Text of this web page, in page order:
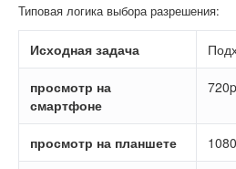
Типовая логика выбора разрешения:
Исходная задача
просмотр на
смартфоне
просмотр на планшете